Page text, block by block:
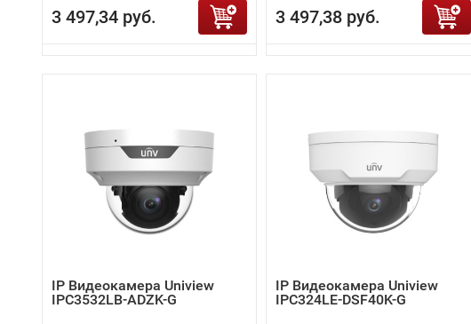
3 497,34 руб. 3 497,38 руб.
IP Видеокамера Uniview
IPC3532LB-ADZK-G
IP Видеокамера Uniview
IPC324LE-DSF40K-G